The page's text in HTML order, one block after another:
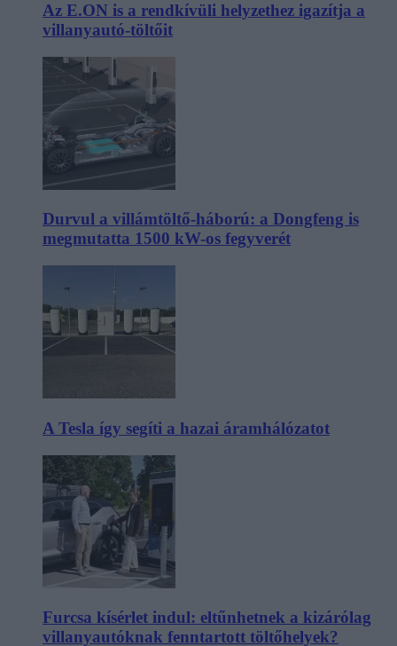
Az E.ON is a rendkívüli helyzethez igazítja a
villanyautó-töltőit
Durvul a villámtöltő-háború: a Dongfeng is
megmutatta 1500 kW-os fegyverét
A Tesla így segíti a hazai áramhálózatot
Furcsa kísérlet indul: eltűnhetnek a kizárólag
villanyautóknak fenntartott töltőhelyek?